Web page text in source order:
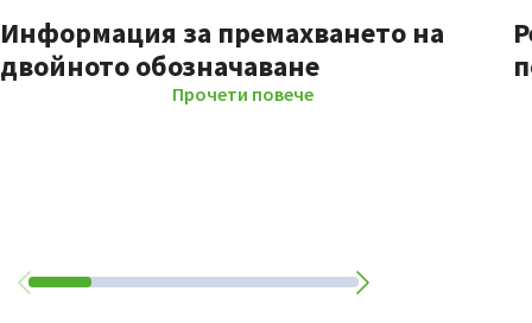
Информация за премахването на
двойното обозначаване
Прочети повече